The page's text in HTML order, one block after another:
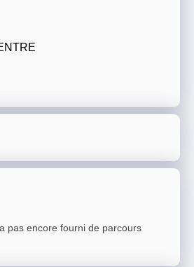
pas encore fourni de parcours